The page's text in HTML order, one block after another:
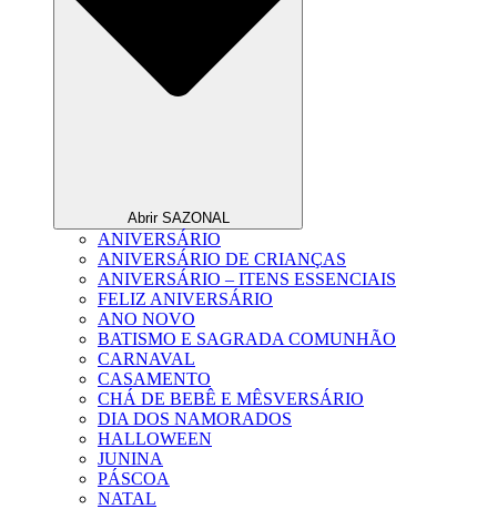
Abrir SAZONAL
ANIVERSÁRIO
ANIVERSÁRIO DE CRIANÇAS
ANIVERSÁRIO – ITENS ESSENCIAIS
FELIZ ANIVERSÁRIO
ANO NOVO
BATISMO E SAGRADA COMUNHÃO
CARNAVAL
CASAMENTO
CHÁ DE BEBÊ E MÊSVERSÁRIO
DIA DOS NAMORADOS
HALLOWEEN
JUNINA
PÁSCOA
NATAL